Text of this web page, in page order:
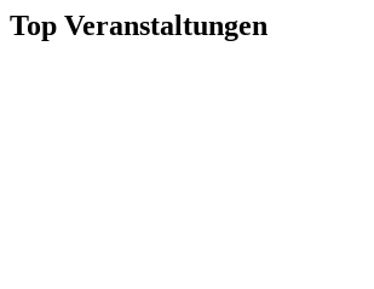
Top Veranstaltungen